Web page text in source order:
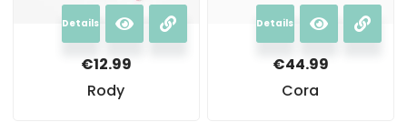
Details
€12.99
Rody
Details
€44.99
Cora